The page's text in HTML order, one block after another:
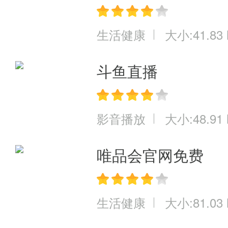
生活健康 大小:41.83
斗鱼直播
影音播放 大小:48.91
唯品会官网免费
生活健康 大小:81.03